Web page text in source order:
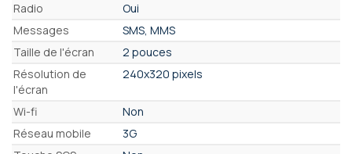
Radio
Oui
Messages
SMS, MMS
Taille de l'écran
2 pouces
Résolution de
l'écran
240x320 pixels
Wi-fi
Non
Réseau mobile
3G